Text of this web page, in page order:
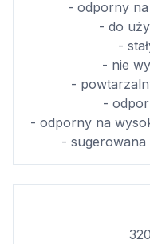
- odporny
- do
-
- nie
-
-
- odporny na
- sugerowana